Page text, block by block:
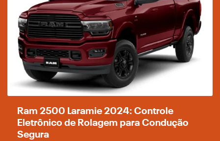
Ram 2500 Laramie 2024: Controle
Eletrônico de Rolagem para Condução
Segura